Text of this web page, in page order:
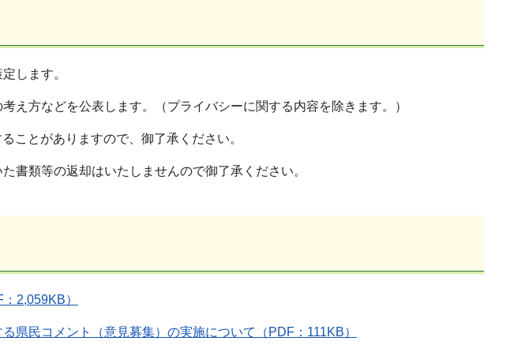
します。
え方などを公表します。（プライバシーに関する内容を除きます。）
とがありますので、御了承ください。
書類等の返却はいたしませんので御了承ください。
2,059KB）
県民コメント（意見募集）の実施について（PDF：111KB）